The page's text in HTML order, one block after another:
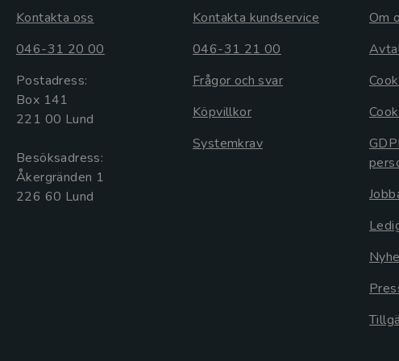
Kontakta oss
046-31 20 00
Postadress:
Box 141
221 00 Lund
Besöksadress:
Åkergränden 1
Kontakta kundservice
046-31 21 00
Frågor och svar
Köpvillkor
Systemkrav
Om